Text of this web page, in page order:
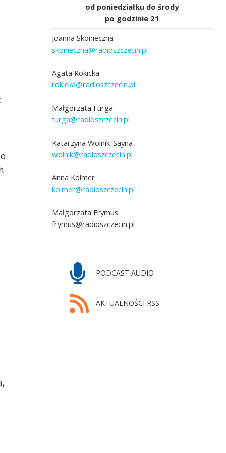
od poniedziałku do środy
po godzinie 21
Joanna Skonieczna
skonieczna@radioszczecin.pl
Agata Rokicka
rokicka@radioszczecin.pl
Małgorzata Furga
furga@radioszczecin.pl
Katarzyna Wolnik-Sayna
wolnik@radioszczecin.pl
Anna Kolmer
kolmer@radioszczecin.pl
Małgorzata Frymus
frymus@radioszczecin.pl
PODCAST AUDIO
AKTUALNOŚCI RSS